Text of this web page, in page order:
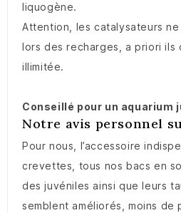
liquogène.
Attention, les catalysateurs
lors des recharges, a priori ils
illimitée.
Conseillé pour un aquarium
Notre avis personnel
Pour nous, l’accessoire
crevettes, tous nos bacs en
des juvéniles ainsi que leurs
semblent améliorés, moins de